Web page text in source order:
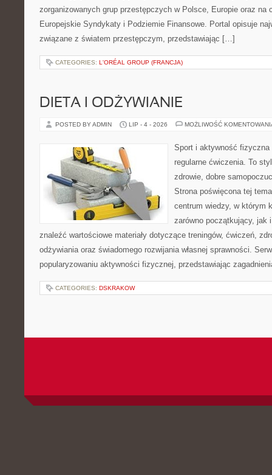
zorganizowanych grup przestępczych w Polsce, Europie oraz na
Europejskie Syndykaty i Podziemie Finansowe. Portal opisuje
związane z światem przestępczym, przedstawiając […]
CATEGORIES: L'ORÉAL GROUP (FRANCJA)
DIETA I ODŻYWIANIE
POSTED BY ADMIN LIP - 4 - 2026 MOŻLIWOŚĆ
Sport i aktywność
regularne ćwiczenia. To
zdrowie, dobre
Strona poświęcona tej
centrum wiedzy, w którym
zarówno początkujący, jak
znaleźć wartościowe materiały dotyczące treningów, ćwiczeń,
odżywiania oraz świadomego rozwijania własnej sprawności.
popularyzowaniu aktywności fizycznej, przedstawiając
CATEGORIES: DSKRAKOW